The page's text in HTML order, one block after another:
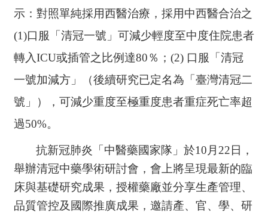
示：對照單純採用西醫治療，採用中西醫合治之
(1)口服「清冠一號」可減少輕度至中度住院患者
轉入ICU或插管之比例達80％； (2) 口服「清冠
一號加減方」（後續研究已定名為「臺灣清冠二
號」），可減少重度至極重度患者重症死亡率超
過50%。
抗新冠肺炎「 中醫藥國家隊 」於10 月 22 日，
舉辦清冠中藥學術研討會，會上將呈現最新的臨
床與基礎研究成果，授權藥廠並分享生產管理、
品質管控及國際推廣成果，邀請產、官、學、研